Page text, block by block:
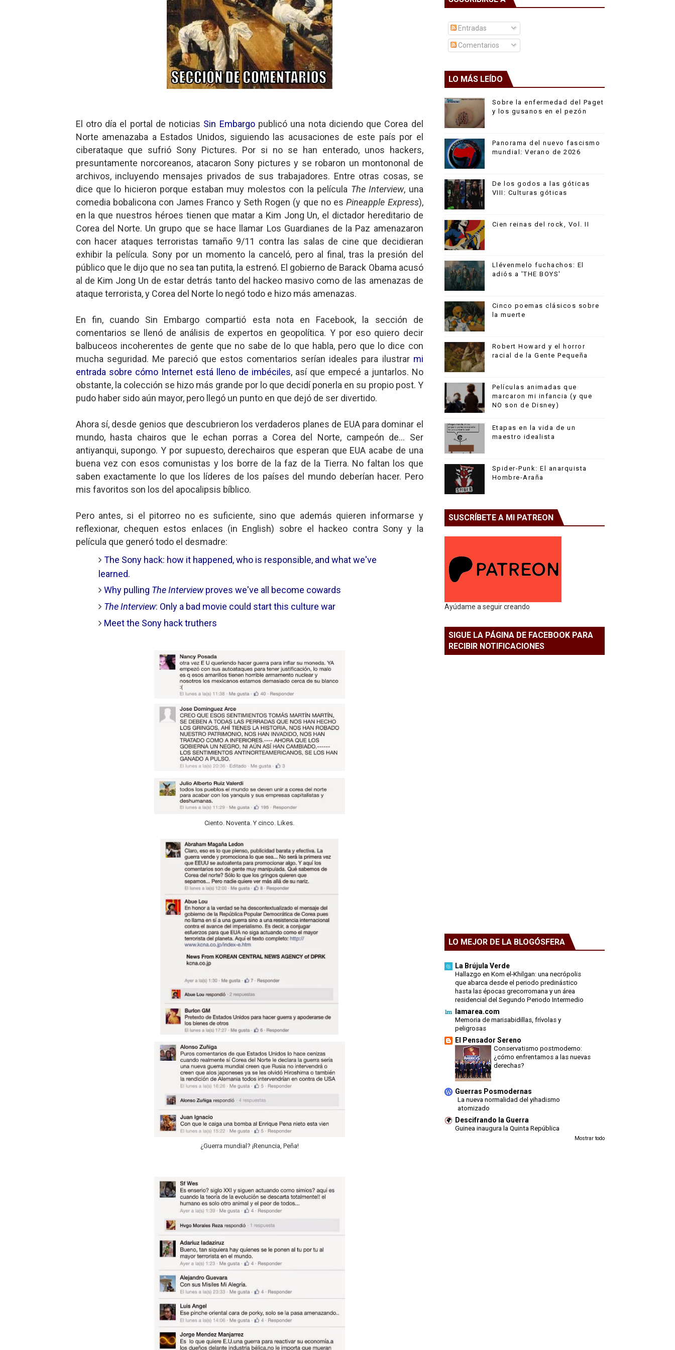
Gentile: Lo que debes entender sobre el fascismo
Definiendo: ¿Qué es el fascismo?
Panorama del nuevo fascismo mundial: Verano de 2026
Llévenmelo fuchachos: El adiós a 'THE BOYS'
El otro día el portal de noticias Sin Embargopublicó una nota diciendo que Corea del
Norte amenazaba a Estados Unidos, siguiendo las acusaciones de este país por el
ciberataque que sufrió Sony Pictures. Por si no se han enterado, unos hackers,
presuntamente norcoreanos, atacaron Sony pictures y se robaron un montononal de
archivos, incluyendo mensajes privados de sus trabajadores. Entre otras cosas, se
dice que lo hicieron porque estaban muy molestos con la película The Interview, una
comedia bobalicona con James Franco y Seth Rogen (y que no esPineapple Express),
en la que nuestros héroes tienen que matar a Kim Jong Un, el dictador hereditario de
Corea del Norte. Un grupo que se hace llamar Los Guardianes de la Paz amenazaron
con hacer ataques terroristas tamaño 9/11 contra las salas de cine que decidieran
exhibir la película. Sony por un momento la canceló, pero al final, tras la presión del
público que le dijo que no sea tan putita, la estrenó. El gobierno de Barack Obama acusó
al de Kim Jong Un de estar detrás tanto del hackeo masivo como de las amenazas de
ataque terrorista, y Corea del Norte lo negó todo e hizo más amenazas.
En fin, cuando Sin Embargo compartió esta nota en Facebook, la sección de
comentarios se llenó de análisis de expertos en geopolítica. Y por eso quiero decir
balbuceos incoherentes de gente que no sabe de lo que habla, pero que lo dice con
mucha seguridad. Me pareció que estos comentarios serían ideales para ilustrar mi
entrada sobre cómo Internet está lleno de imbéciles, así que empecé a juntarlos. No
obstante, la colección se hizo más grande por lo que decidí ponerla en su propio post. Y
pudo haber sido aún mayor, pero llegó un punto en que dejó de ser divertido.
Ahora sí, desde genios que descubrieron los verdaderos planes de EUA para dominar el
mundo, hasta chairos que le echan porras a Corea del Norte, campeón de... Ser
antiyanqui, supongo. Y por supuesto, derechairos que esperan que EUA acabe de una
buena vez con esos comunistas y los borre de la faz de la Tierra. No faltan los que
saben exactamente lo que los líderes de los países del mundo deberían hacer. Pero
mis favoritos son los del apocalipsis bíblico.
Pero antes, si el pitorreo no es suficiente, sino que además quieren informarse y
reflexionar, chequen estos enlaces (in English) sobre el hackeo contra Sony y la
película que generó todo el desmadre:
The Sony hack: how it happened, who is responsible, and what we've
learned.
Why pulling The Interviewproves we've all become cowards
The Interview: Only a bad movie could start this culture war
Meet the Sony hack truthers
Ciento. Noventa. Y cinco. Likes.
¿Guerra mundial? ¡Renuncia, Peña!
Entradas
Comentarios
LO MÁS LEÍDO
Sobre la enfermedad del Paget
y los gusanos en el pezón
Panorama del nuevo fascismo
mundial: Verano de 2026
De los godos a las góticas
VIII: Culturas góticas
Cien reinas del rock, Vol. II
Llévenmelo fuchachos: El
adiós a 'THE BOYS'
Cinco poemas clásicos sobre
la muerte
Robert Howard y el horror
racial de la Gente Pequeña
Películas animadas que
marcaron mi infancia (y que
NO son de Disney)
Etapas en la vida de un
maestro idealista
Spider-Punk: El anarquista
Hombre-Araña
SUSCRÍBETE A MI PATREON
Ayúdame a seguir creando
SIGUE LA PÁGINA DE FACEBOOK PARA
RECIBIR NOTIFICACIONES
LO MEJOR DE LA BLOGÓSFERA
La Brújula Verde
Hallazgo en Kom el-Khilgan: una necrópolis
que abarca desde el periodo predinástico
hasta las épocas grecorromana y un área
residencial del Segundo Periodo Intermedio
lamarea.com
Memoria de marisabidillas, frívolas y
peligrosas
El Pensador Sereno
Conservatismo postmoderno:
¿cómo enfrentamos a las nuevas
derechas?
Guerras Posmodernas
La nueva normalidad del yihadismo
atomizado
Descifrando la Guerra
Guinea inaugura la Quinta República
Mostrar todo